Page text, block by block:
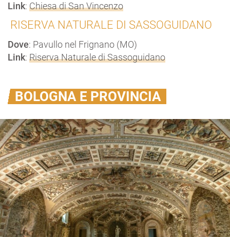
Link: Chiesa di San Vincenzo
RISERVA NATURALE DI SASSOGUIDANO
Dove: Pavullo nel Frignano (MO)
Link: Riserva Naturale di Sassoguidano
BOLOGNA E PROVINCIA